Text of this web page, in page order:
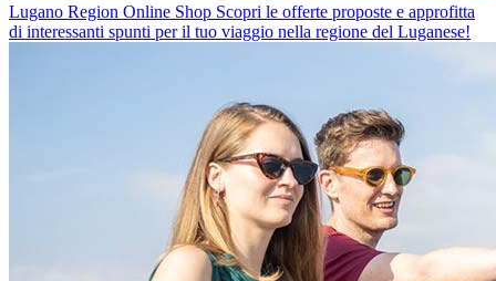
Lugano Region Online Shop Scopri le offerte proposte e approfitta
di interessanti spunti per il tuo viaggio nella regione del Luganese!